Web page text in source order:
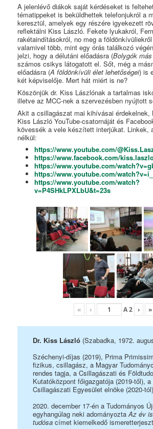
A jelenlévő diákok saját kérdéseket is
tématippeket is beküldhettek telefonjukról a
keresztül, amelyek egy részére igyekezett
reflektálni Kiss László. Fekete lyukakról,
rakétaindításokról, no meg a
valamivel több, mint egy órás találkozó
jelzi, hogy a délutáni előadásra (Bolygók
számos csikys látogatott el. Sőt, még a
előadásra (A földönkívüli élet lehetőségei) is
két képviselője. Mert hát miért is ne?
Köszönjük dr. Kiss Lászlónak a tartalmas
illetve az MCC-nek a szervezésben nyújtott
Akit a csillagászat mai kihívásai érdekelnek,
Kiss László YouTube-csatornáját és
kövessék a vele készített interjúkat. Linkek,
nélkül:
https://www.youtube.com/
https://www.facebook.com/
https://www.youtube.com/
https://www.youtube.com/
https://www.youtube.com/watch?
v=P4SHkLPXLbU&t=23s
« ‹ A2 › »
Dr. Kiss László (Szabadka, 1972.
Széchenyi-díjas (2019), Prima
fizikus, csillagász, a Magyar
rendes tagja, a Csillagászati és
Kutatóközpont főigazgatója (2019-től),
Csillagászati Egyesület elnöke (2020-
2020. december 17-én a Tudományos
egyhangúlag neki adományoztaAz év
tudósa címet kiemelkedő